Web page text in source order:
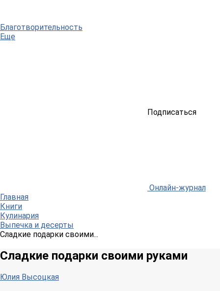
Благотворительность
Еще
Подписаться
Онлайн-журнал
Главная
Книги
Кулинария
Выпечка и десерты
Сладкие подарки своими...
Сладкие подарки своими руками
Юлия Высоцкая